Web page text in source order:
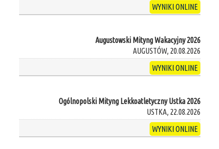
WYNIKI ONLINE
Augustowski Mityng Wakacyjny 2026
AUGUSTÓW, 20.08.2026
WYNIKI ONLINE
Ogólnopolski Mityng Lekkoatletyczny Ustka 2026
USTKA, 22.08.2026
WYNIKI ONLINE